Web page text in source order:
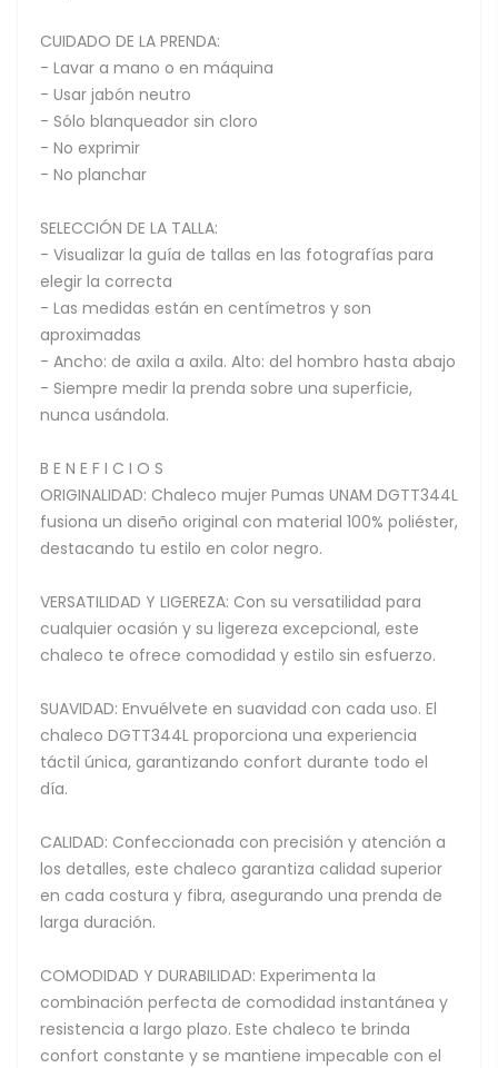
CUIDADO DE LA PRENDA:
- Lavar a mano o en máquina
- Usar jabón neutro
- Sólo blanqueador sin cloro
- No exprimir
- No planchar
SELECCIÓN DE LA TALLA:
- Visualizar la guía de tallas en las fotografías para
elegir la correcta
- Las medidas están en centímetros y son
aproximadas
- Ancho: de axila a axila. Alto: del hombro hasta abajo
- Siempre medir la prenda sobre una superficie,
nunca usándola.
B E N E F I C I O S
ORIGINALIDAD: Chaleco mujer Pumas UNAM DGTT344L
fusiona un diseño original con material 100% poliéster,
destacando tu estilo en color negro.
VERSATILIDAD Y LIGEREZA: Con su versatilidad para
cualquier ocasión y su ligereza excepcional, este
chaleco te ofrece comodidad y estilo sin esfuerzo.
SUAVIDAD: Envuélvete en suavidad con cada uso. El
chaleco DGTT344L proporciona una experiencia
táctil única, garantizando confort durante todo el
día.
CALIDAD: Confeccionada con precisión y atención a
los detalles, este chaleco garantiza calidad superior
en cada costura y fibra, asegurando una prenda de
larga duración.
COMODIDAD Y DURABILIDAD: Experimenta la
combinación perfecta de comodidad instantánea y
resistencia a largo plazo. Este chaleco te brinda
confort constante y se mantiene impecable con el